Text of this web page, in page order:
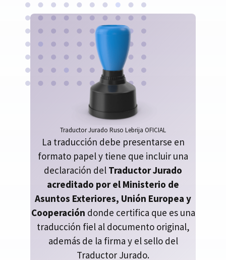
Traductor Jurado Ruso Lebrija OFICIAL
La traducción debe presentarse en
formato papel y tiene que incluir una
declaración del Traductor Jurado
acreditado por el Ministerio de
Asuntos Exteriores, Unión Europea y
Cooperación donde certifica que es una
traducción fiel al documento original,
además de la firma y el sello del
Traductor Jurado.